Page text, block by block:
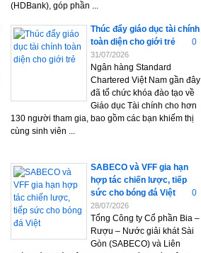
(HDBank), góp phần ...
Thúc đẩy giáo dục tài chính
toàn diện cho giới trẻ
0
31/07/2026
Ngân hàng Standard
Chartered Việt Nam gần đây
đã tổ chức khóa đào tạo về
Giáo dục Tài chính cho hơn
130 người tham gia, bao gồm các bạn khiếm thị
cùng sinh viên ...
SABECO và VFF gia hạn
hợp tác chiến lược, tiếp
sức cho bóng đá Việt
0
28/07/2026
Tổng Công ty Cổ phần Bia –
Rượu – Nước giải khát Sài
Gòn (SABECO) và Liên